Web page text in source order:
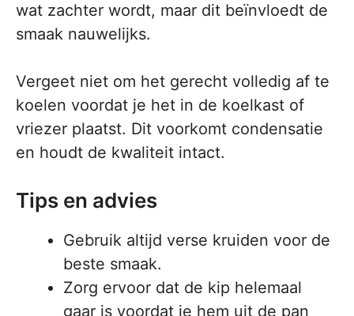
wat zachter wordt, maar dit beïnvloedt de
smaak nauwelijks.
Vergeet niet om het gerecht volledig af te
koelen voordat je het in de koelkast of
vriezer plaatst. Dit voorkomt condensatie
en houdt de kwaliteit intact.
Tips en advies
Gebruik altijd verse kruiden voor de
beste smaak.
Zorg ervoor dat de kip helemaal
gaar is voordat je hem uit de pan